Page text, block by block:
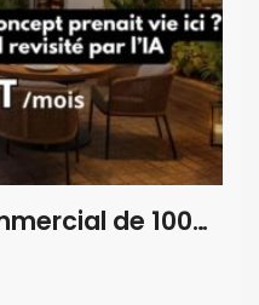
À louer un local commercial de 100m2 avec terrasse proche de la plage et commerces à Saint Pierre Réunion